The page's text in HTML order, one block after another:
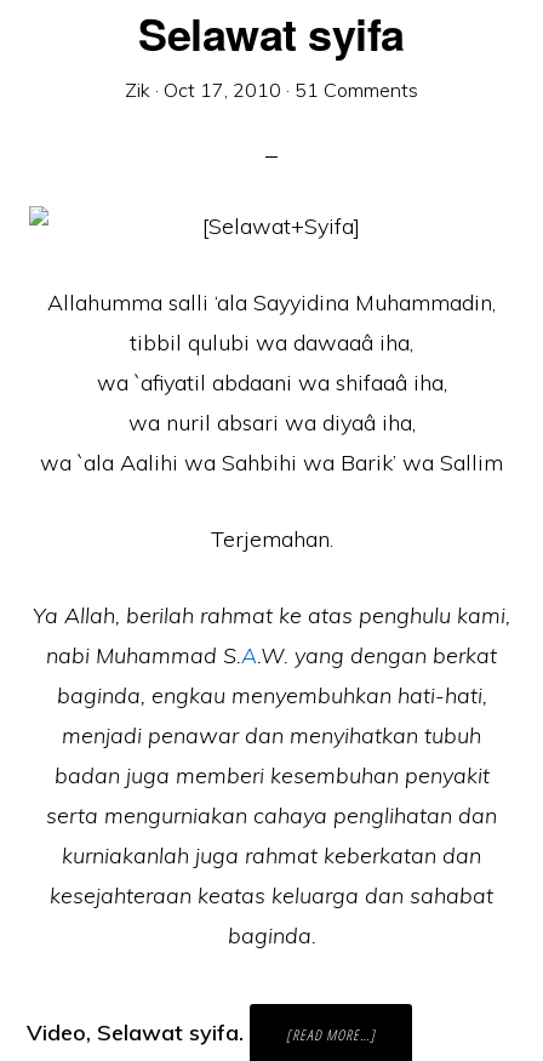
Selawat syifa
Zik · Oct 17, 2010 · 51 Comments
Allahumma salli ‘ala Sayyidina Muhammadin,
tibbil qulubi wa dawaaâ iha,
wa `afiyatil abdaani wa shifaaâ iha,
wa nuril absari wa diyaâ iha,
wa `ala Aalihi wa Sahbihi wa Barik’ wa Sallim
Terjemahan.
Ya Allah, berilah rahmat ke atas penghulu kami,
nabi Muhammad S.A.W. yang dengan berkat
baginda, engkau menyembuhkan hati-hati,
menjadi penawar dan menyihatkan tubuh
badan juga memberi kesembuhan penyakit
serta mengurniakan cahaya penglihatan dan
kurniakanlah juga rahmat keberkatan dan
kesejahteraan keatas keluarga dan sahabat
baginda.
Video, Selawat syifa. [READ MORE…]ABOUT